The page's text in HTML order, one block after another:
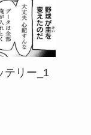
テリー_1